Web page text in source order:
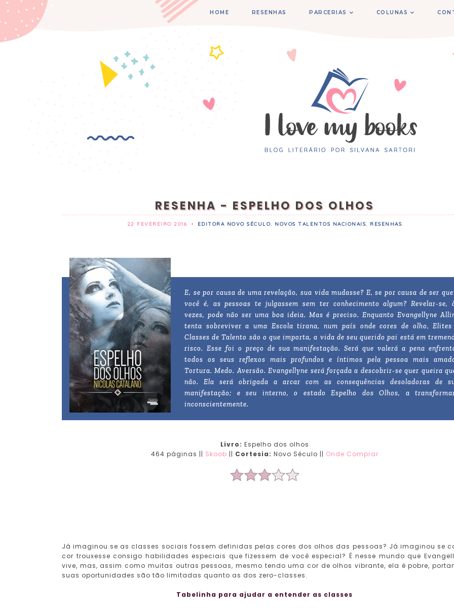
HOME RESENHAS PARCERIAS COLUNAS
RESENHA - ESPELHO DOS OLHOS
22 FEVEREIRO 2016 • EDITORA NOVO SÉCULO NOVOS TALENTOS NACIONAIS RESENHAS
E, se por causa de uma revelação, sua vida mudasse? E, se por causa de ser
você é, as pessoas te julgassem sem ter conhecimento algum? Revelar-se,
vezes, pode não ser uma boa ideia. Mas é preciso. Enquanto Evangellyne
tenta sobreviver a uma Escola tirana, num país onde cores de olho,
Classes de Talento são o que importa, a vida de seu querido pai está em
risco. Esse foi o preço de sua manifestação. Será que valerá a pena
todos os seus reflexos mais profundos e íntimos pela pessoa mais
Tortura. Medo. Aversão. Evangellyne será forçada a descobrir-se quer queira
não. Ela será obrigada a arcar com as consequências desoladoras de
manifestação; e seu interno, o estado Espelho dos Olhos, a
inconscientemente.
Livro: Espelho dos olhos
464 páginas || Skoob || Cortesia: Novo Século || Onde Comprar
Já imaginou se as classes sociais fossem definidas pelas cores dos olhos das pessoas? Já imaginou se
cor trouxesse consigo habilidades especiais que fizessem de você especial? É nesse mundo que
vive, mas, assim como muitas outras pessoas, mesmo tendo uma cor de olhos vibrante, ela é pobre,
suas oportunidades são tão limitadas quanto as dos zero-classes.
Tabelinha para ajudar a entender as classes